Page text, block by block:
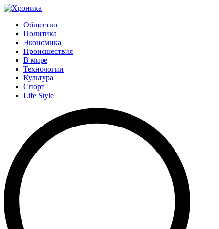
Общество
Политика
Экономика
Происшествия
В мире
Технологии
Культура
Спорт
Life Style